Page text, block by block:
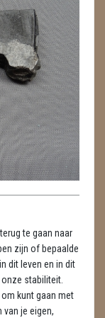
te gaan naar
zijn of bepaalde
dit leven en in dit
stabiliteit.
kunt gaan met
van je eigen,